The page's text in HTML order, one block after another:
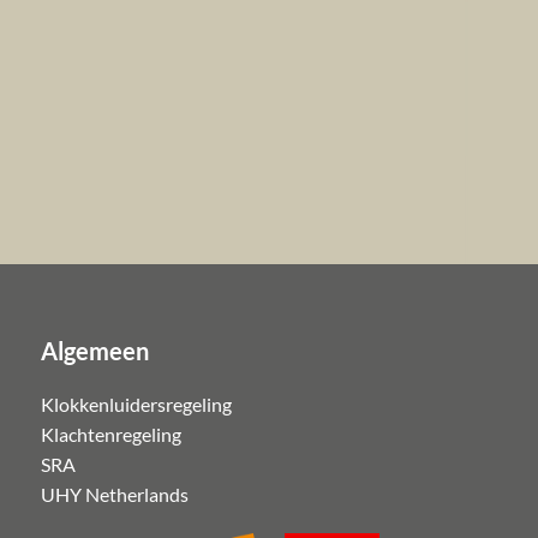
Algemeen
Klokkenluidersregeling
Klachtenregeling
SRA
UHY Netherlands